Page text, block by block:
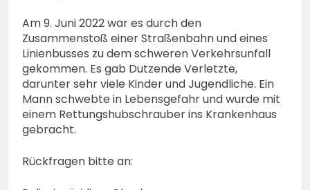
Am 9. Juni 2022 war es durch den
Zusammenstoß einer Straßenbahn und eines
Linienbusses zu dem schweren Verkehrsunfall
gekommen. Es gab Dutzende Verletzte,
darunter sehr viele Kinder und Jugendliche. Ein
Mann schwebte in Lebensgefahr und wurde mit
einem Rettungshubschrauber ins Krankenhaus
gebracht.
Rückfragen bitte an: